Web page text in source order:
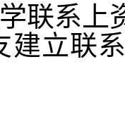
联系上
建立联